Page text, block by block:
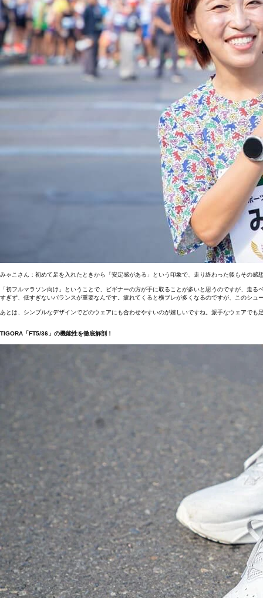
みゃこさん：初めて足を入れたときから「安定感がある」という印象で、走り終わった後もその
「初フルマラソン向け」ということで、ビギナーの方が手に取ることが多いと思うのですが、走
すぎず、低すぎないバランスが重要なんです。疲れてくると横ブレが多くなるのですが、このシュ
あとは、シンプルなデザインでどのウェアにも合わせやすいのが嬉しいですね。派手なウェアで
TIGORA「FT5/36」の機能性を徹底解剖！